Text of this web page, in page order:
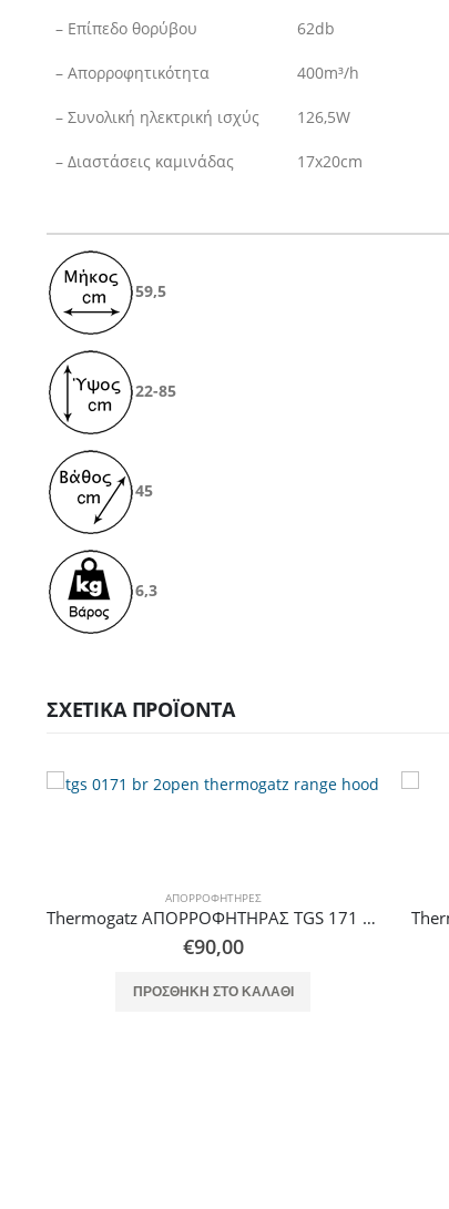
– Επίπεδο θορύβου 62db
– Απορροφητικότητα 400m³/h
– Συνολική ηλεκτρική ισχύς 126,5W
– Διαστάσεις καμινάδας 17x20cm
59,5
22-85
45
6,3
ΣΧΕΤΙΚΆ ΠΡΟΪΌΝΤΑ
ΑΠΟΡΡΟΦΗΤΉΡΕΣ
Thermogatz ΑΠΟΡΡΟΦΗΤΗΡΑΣ WA0290
€163,00
ΠΡΟΣΘΉΚΗ ΣΤΟ ΚΑΛΆΘΙ